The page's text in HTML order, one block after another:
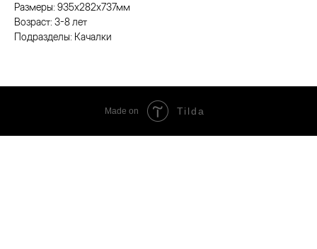
Размеры: 935х282х737мм
Возраст: 3-8 лет
Подразделы: Качалки
Made on Tilda